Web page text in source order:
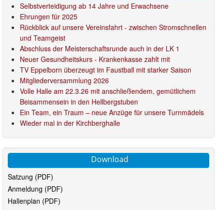
Selbstverteidigung ab 14 Jahre und Erwachsene
Ehrungen für 2025
Rückblick auf unsere Vereinsfahrt - zwischen Stromschnellen
und Teamgeist
Abschluss der Meisterschaftsrunde auch in der LK 1
Neuer Gesundheitskurs - Krankenkasse zahlt mit
TV Eppelborn überzeugt im Faustball mit starker Saison
Mitgliederversammlung 2026
Volle Halle am 22.3.26 mit anschließendem, gemütlichem
Beisammensein in den Hellbergstuben
Ein Team, ein Traum – neue Anzüge für unsere Turnmädels
Wieder mal in der Kirchberghalle
Download
Satzung (PDF)
Anmeldung (PDF)
Hallenplan (PDF)